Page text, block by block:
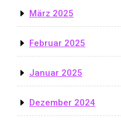
März 2025
Februar 2025
Januar 2025
Dezember 2024